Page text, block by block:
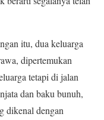
itu, dua keluarga
dipertemukan
tetapi di jalan
dan baku bunuh,
dikenal dengan